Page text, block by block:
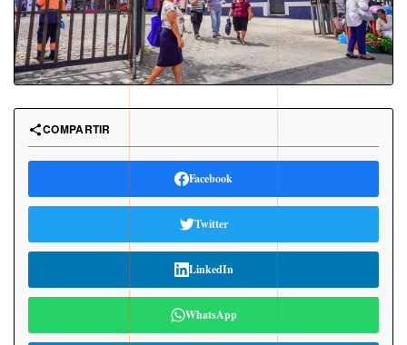
COMPARTIR
Facebook
Twitter
LinkedIn
WhatsApp